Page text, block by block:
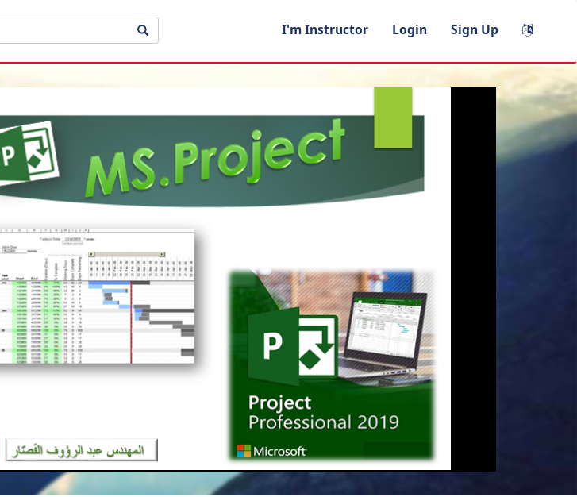
I'm Instructor Login Sign Up